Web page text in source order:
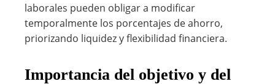
laborales pueden obligar a modificar
temporalmente los porcentajes de ahorro,
priorizando liquidez y flexibilidad financiera.
Importancia del objetivo y del